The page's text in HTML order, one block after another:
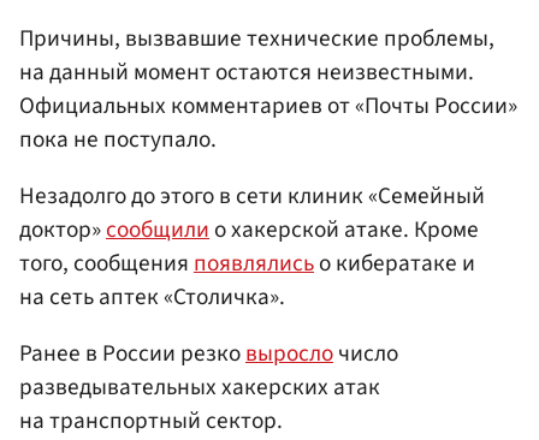
Причины, вызвавшие технические проблемы,
на данный момент остаются неизвестными.
Официальных комментариев от «Почты России»
пока не поступало.
Незадолго до этого в сети клиник «Семейный
доктор»сообщилио хакерской атаке. Кроме
того, сообщенияпоявлялисьо кибератаке и
на сеть аптек «Столичка».
Ранее в России резковырослочисло
разведывательных хакерских атак
на транспортный сектор.